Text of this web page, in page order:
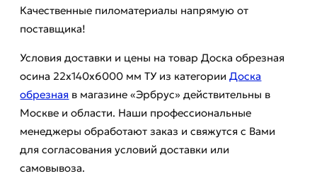
Качественные пиломатериалы напрямую от
поставщика!
Условия доставки и цены на товар Доска обрезная
осина 22х140х6000 мм ТУ из категорииДоска
обрезная в магазине «Эрбрус» действительны в
Москве и области. Наши профессиональные
менеджеры обработают заказ и свяжутся с Вами
для согласования условий доставки или
самовывоза.